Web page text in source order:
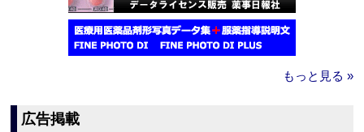
もっと見る »
広告掲載